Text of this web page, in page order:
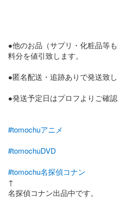
●他のお品（サプリ・化粧品等
料分を値引致します。
●匿名配送・追跡ありで発送致し
●発送予定日はプロフよりご確認
#tomochuアニメ
#tomochuDVD
#tomochu名探偵コナン
↑
名探偵コナン出品中です。